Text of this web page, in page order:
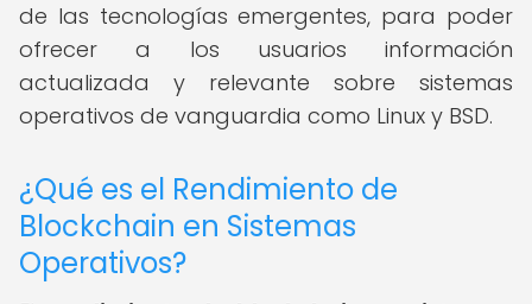
de las tecnologías emergentes, para poder
ofrecer a los usuarios información
actualizada y relevante sobre sistemas
operativos de vanguardia como Linux y BSD.
¿Qué es el Rendimiento de
Blockchain en Sistemas
Operativos?